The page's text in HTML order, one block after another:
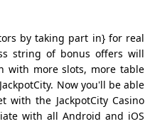
by taking part in} for real
string of bonus offers will
with more slots, more table
Now you'll be able
with the JackpotCity Casino
with all Android and iOS